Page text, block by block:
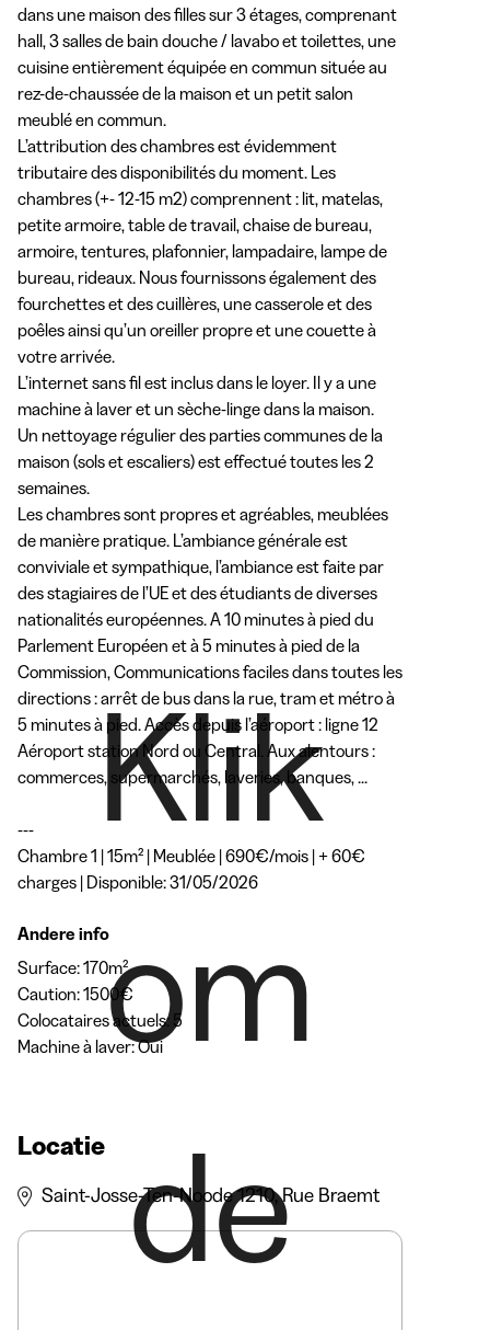
dans une maison des filles sur 3 étages, comprenant
hall, 3 salles de bain douche / lavabo et toilettes, une
cuisine entièrement équipée en commun située au
rez-de-chaussée de la maison et un petit salon
meublé en commun.
L’attribution des chambres est évidemment
tributaire des disponibilités du moment. Les
chambres (+- 12-15 m2) comprennent : lit, matelas,
petite armoire, table de travail, chaise de bureau,
armoire, tentures, plafonnier, lampadaire, lampe de
bureau, rideaux. Nous fournissons également des
fourchettes et des cuillères, une casserole et des
poêles ainsi qu’un oreiller propre et une couette à
votre arrivée.
L’internet sans fil est inclus dans le loyer. Il y a une
machine à laver et un sèche-linge dans la maison.
Un nettoyage régulier des parties communes de la
maison (sols et escaliers) est effectué toutes les 2
semaines.
Les chambres sont propres et agréables, meublées
de manière pratique. L’ambiance générale est
conviviale et sympathique, l’ambiance est faite par
des stagiaires de l’UE et des étudiants de diverses
nationalités européennes. A 10 minutes à pied du
Parlement Européen et à 5 minutes à pied de la
Commission, Communications faciles dans toutes les
directions : arrêt de bus dans la rue, tram et métro à
5 minutes à pied. Accès depuis l’aéroport : ligne 12
Aéroport station Nord ou Central. Aux alentours :
commerces, supermarchés, laveries, banques, ...
---
Chambre 1 | 15m² | Meublée | 690€/mois | + 60€
charges | Disponible: 31/05/2026
Andere info
Surface: 170m²
Caution: 1500€
Colocataires actuels: 5
Machine à laver: Oui
Locatie
Saint-Josse-Ten-Noode 1210, Rue Braemt
Klik
om
de